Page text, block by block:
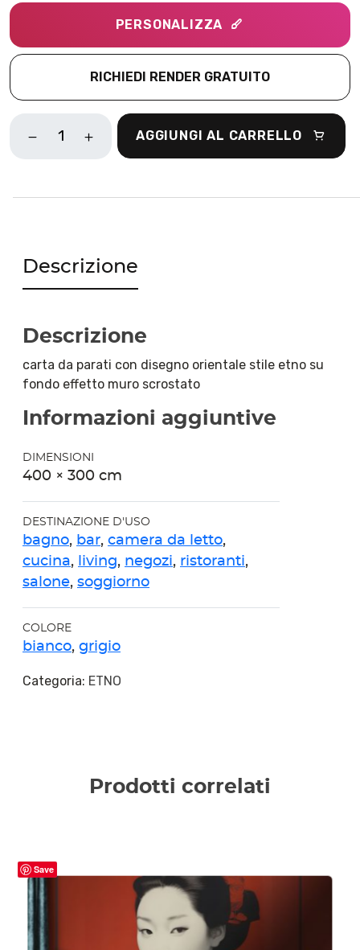
PERSONALIZZA
RICHIEDI RENDER GRATUITO
ORIENTAL
AGGIUNGI AL CARRELLO
Descrizione
Descrizione
carta da parati con disegno orientale stile etno su
fondo effetto muro scrostato
Informazioni aggiuntive
DIMENSIONI
400 × 300 cm
DESTINAZIONE D'USO
bagno, bar, camera da letto,
cucina, living, negozi, ristoranti,
salone, soggiorno
COLORE
bianco, grigio
Categoria: ETNO
Prodotti correlati
Save